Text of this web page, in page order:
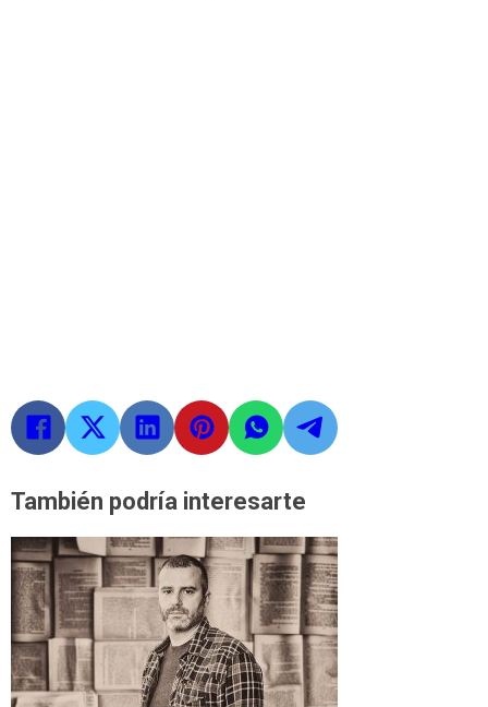
También podría interesarte